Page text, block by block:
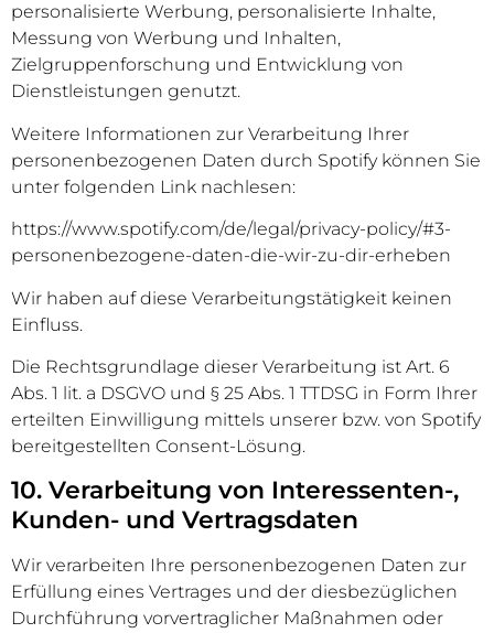
personalisierte Werbung, personalisierte Inhalte,
Messung von Werbung und Inhalten,
Zielgruppenforschung und Entwicklung von
Dienstleistungen genutzt.
Weitere Informationen zur Verarbeitung Ihrer
personenbezogenen Daten durch Spotify können Sie
unter folgenden Link nachlesen:
https://www.spotify.com/de/legal/privacy-policy/#3-
personenbezogene-daten-die-wir-zu-dir-erheben
Wir haben auf diese Verarbeitungstätigkeit keinen
Einfluss.
Die Rechtsgrundlage dieser Verarbeitung ist Art. 6
Abs. 1 lit. a DSGVO und § 25 Abs. 1 TTDSG in Form Ihrer
erteilten Einwilligung mittels unserer bzw. von Spotify
bereitgestellten Consent-Lösung.
10. Verarbeitung von Interessenten-,
Kunden- und Vertragsdaten
Wir verarbeiten Ihre personenbezogenen Daten zur
Erfüllung eines Vertrages und der diesbezüglichen
Durchführung vorvertraglicher Maßnahmen oder